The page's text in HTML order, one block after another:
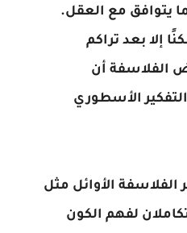
يتوافق مع العقل.
إلا بعد تراكم
الفلاسفة أن
الأسطوري
الفلاسفة الأوائل مثل
لفهم الكون